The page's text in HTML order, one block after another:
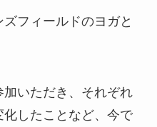
フィールドのヨガと
いただき、それぞれ
したことなど、今で